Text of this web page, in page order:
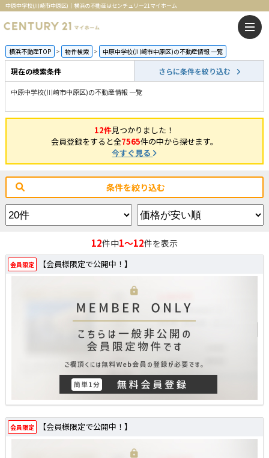
中原中学校(川崎市中原区)｜横浜の不動産はセンチュリー21マイホーム
横浜不動産TOP 物件検索 中原中学校(川崎市中原区)の不動産情報 一覧
現在の検索条件 さらに条件を絞り込む
中原中学校(川崎市中原区)の不動産情報 一覧
12件見つかりました！
会員登録をすると全7565件の中から探せます。
今すぐ見る
条件を絞り込む
12件中1～12件を表示
会員限定 【会員様限定で公開中！】
会員限定 【会員様限定で公開中！】